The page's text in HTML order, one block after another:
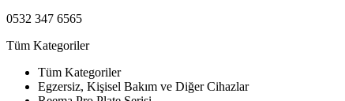
0532 347 6565
Tüm Kategoriler
Tüm Kategoriler
Egzersiz, Kişisel Bakım ve Diğer Cihazlar